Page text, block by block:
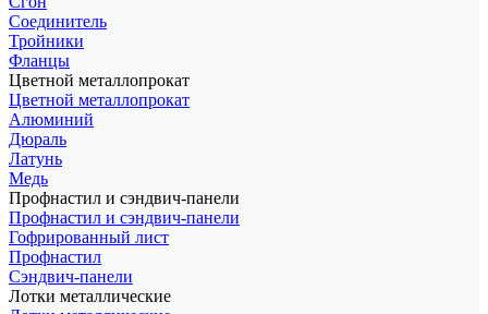
Соединитель
Тройники
Фланцы
Цветной металлопрокат
Цветной металлопрокат
Алюминий
Дюраль
Латунь
Медь
Профнастил и сэндвич-панели
Профнастил и сэндвич-панели
Гофрированный лист
Профнастил
Сэндвич-панели
Лотки металлические